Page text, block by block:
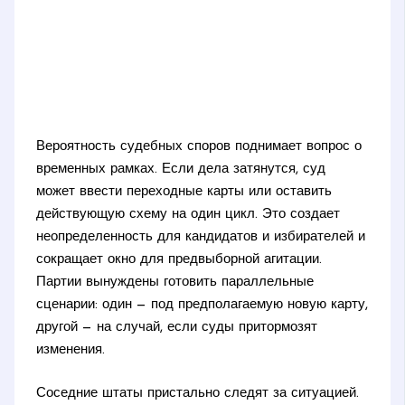
Вероятность судебных споров поднимает вопрос о
временных рамках. Если дела затянутся, суд
может ввести переходные карты или оставить
действующую схему на один цикл. Это создает
неопределенность для кандидатов и избирателей и
сокращает окно для предвыборной агитации.
Партии вынуждены готовить параллельные
сценарии: один — под предполагаемую новую карту,
другой — на случай, если суды притормозят
изменения.
Соседние штаты пристально следят за ситуацией.